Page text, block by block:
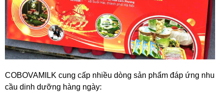
COBOVAMILK cung cấp nhiều dòng sản phẩm đáp ứng nhu
cầu dinh dưỡng hàng ngày: